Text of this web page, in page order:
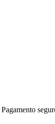
Pagamento